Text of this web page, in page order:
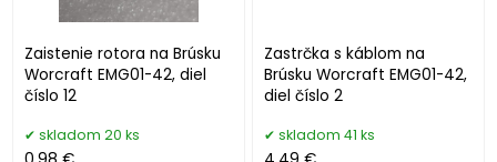
Zaistenie rotora na Brúsku
Worcraft EMG01-42, diel
číslo 12
skladom 20 ks
Zastrčka s káblom na
Brúsku Worcraft EMG01-42,
diel číslo 2
skladom 41 ks